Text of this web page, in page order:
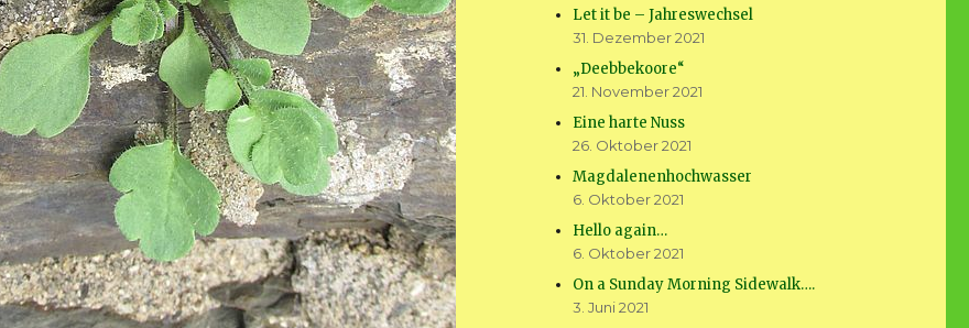
Let it be – Jahreswechsel
31. Dezember 2021
„Deebbekoore“
21. November 2021
Eine harte Nuss
26. Oktober 2021
Magdalenenhochwasser
6. Oktober 2021
Hello again…
6. Oktober 2021
On a Sunday Morning Sidewalk….
3. Juni 2021